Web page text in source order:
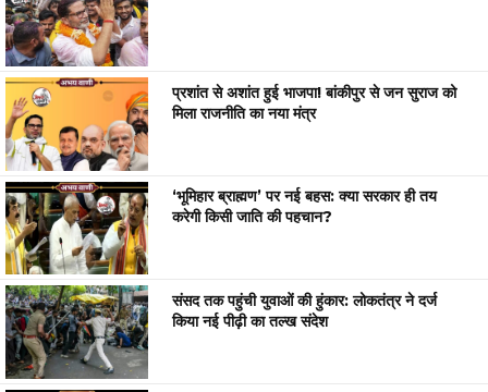
प्रशांत से अशांत हुई भाजपा! बांकीपुर से जन सुराज को
मिला राजनीति का नया मंत्र
‘भूमिहार ब्राह्मण’ पर नई बहस: क्या सरकार ही तय
करेगी किसी जाति की पहचान?
संसद तक पहुंची युवाओं की हुंकार: लोकतंत्र ने दर्ज
किया नई पीढ़ी का तल्ख संदेश